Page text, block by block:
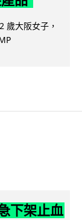
歲大阪女子，
下架止血